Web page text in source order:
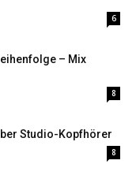
6
– Mix
8
Studio-Kopfhörer
8